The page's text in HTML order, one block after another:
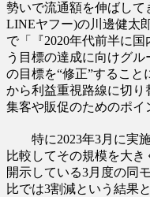
勢いで流通額を伸ばして
LINEヤフー)の川邊健太
で「『2020年代前半に
う目標の達成に向けグ
の目標を“修正”するこ
から利益重視路線に切り
集客や販促のためのポイ
特に2023年3月に実施
比較してその規模を大
開示している3月度の同
比では3割減という結果